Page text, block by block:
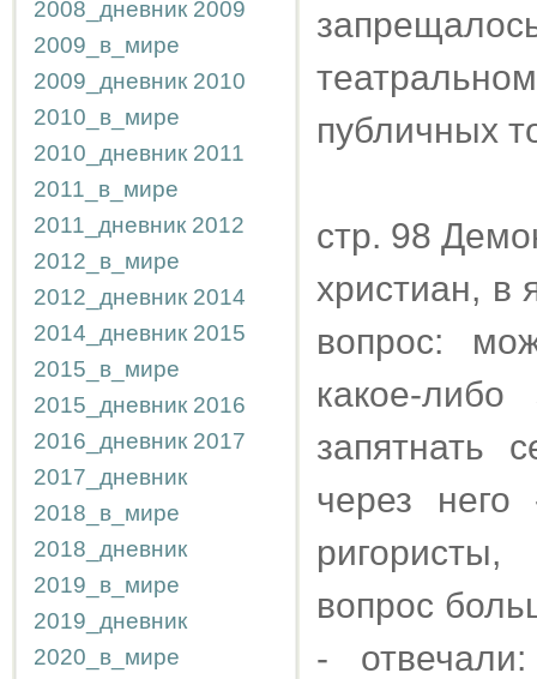
2008_дневник 2009
2009_в_мире
2009_дневник 2010
2010_в_мире
2010_дневник 2011
2011_в_мире
2011_дневник 2012
2012_в_мире
2012_дневник 2014
2014_дневник 2015
2015_в_мире
2015_дневник 2016
2016_дневник 2017
2017_дневник
2018_в_мире
2018_дневник
2019_в_мире
2019_дневник
2020_в_мире
публичных
стр. 98
христиан, в
вопрос:
какое-
запятнать
через
вопрос
-